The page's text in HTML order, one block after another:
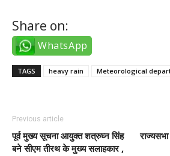
Share on:
WhatsApp
TAGS heavy rain Meteorological
Previous article
पूर्व मुख्य सूचना आयुक्त शत्रुघ्न सिंह
बने सीएम तीरथ के मुख्य सलाहकार ,